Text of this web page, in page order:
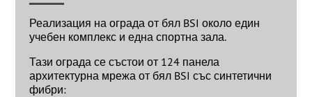
Реализация на ограда от бял BSI около един
учебен комплекс и една спортна зала.
Тази ограда се състои от 124 панела
архитектурна мрежа от бял BSI със синтетични
фибри: